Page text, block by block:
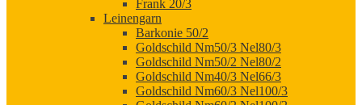
Frank 20/3
Leinengarn
Barkonie 50/2
Goldschild Nm50/3 Nel80/3
Goldschild Nm50/2 Nel80/2
Goldschild Nm40/3 Nel66/3
Goldschild Nm60/3 Nel100/3